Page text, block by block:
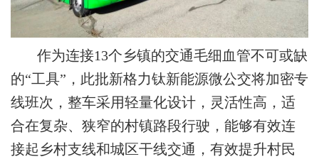
作为连接13个乡镇的交通毛细血管不可或缺
的“工具”，此批新格力钛新能源微公交将加密专
线班次，整车采用轻量化设计，灵活性高，适
合在复杂、狭窄的村镇路段行驶，能够有效连
接起乡村支线和城区干线交通，有效提升村民